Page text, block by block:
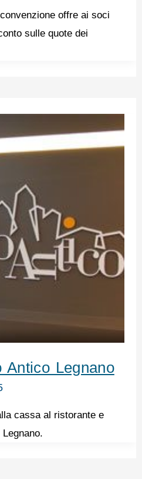
offre ai soci
sulle quote dei
Antico Legnano
cassa al ristorante e